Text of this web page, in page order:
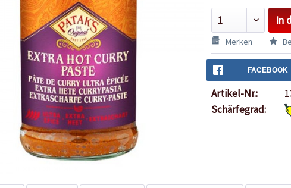
In
Merken
FACEBOOK
Artikel-Nr.:
Schärfegrad: